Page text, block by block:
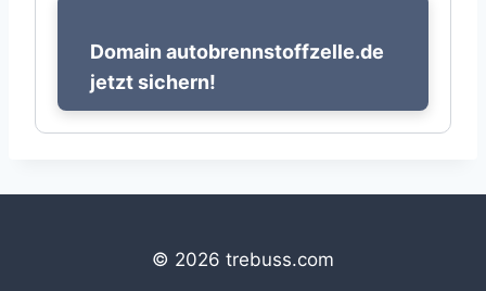
Domain autobrennstoffzelle.de
jetzt sichern!
© 2026 trebuss.com